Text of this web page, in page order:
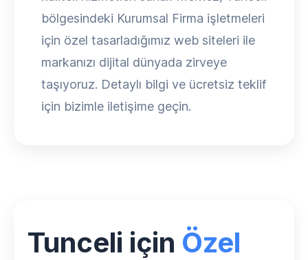
bölgesindeki Kurumsal Firma işletmeleri
için özel tasarladığımız web siteleri ile
markanızı dijital dünyada zirveye
taşıyoruz. Detaylı bilgi ve ücretsiz teklif
için bizimle iletişime geçin.
Tunceli için Özel